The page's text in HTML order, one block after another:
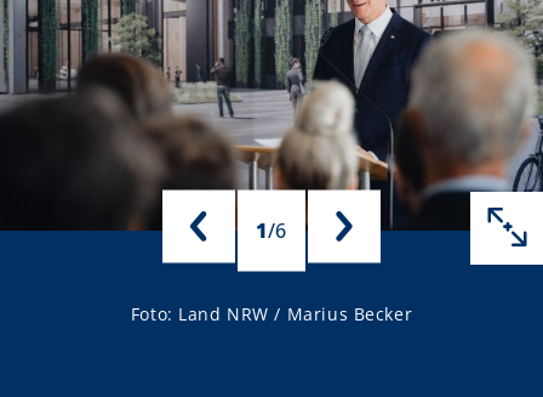
1/6
Foto: Land NRW / Marius Becker